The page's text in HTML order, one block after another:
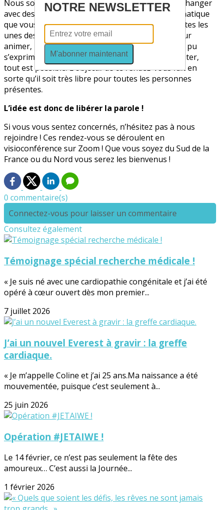
Nous souhaitons avant tout que vous puissiez échanger
avec des personnes partageant la même problématique
que vous, et avec des expériences toutes différentes les
unes des autres. Annie, notre bénévole, est là pour
animer, relancer et s’assurer que tout le monde a pu
s’exprimer, et si vous souhaitez uniquement écouter,
tout est possible. L’objectif de ce rendez-vous fait en
sorte qu’il soit très libre pour toutes les personnes
présentes.
L’idée est donc de libérer la parole !
Si vous vous sentez concernés, n’hésitez pas à nous
rejoindre ! Ces rendez-vous se déroulent en
visioconférence sur Zoom ! Que vous soyez du Sud de la
France ou du Nord vous serez les bienvenus !
0 commentaire(s)
Connectez-vous pour laisser un commentaire
Consultez également
Témoignage spécial recherche médicale !
« Je suis né avec une cardiopathie congénitale et j’ai été
opéré à cœur ouvert dès mon premier...
7 juillet 2026
J’ai un nouvel Everest à gravir : la greffe
cardiaque.
« Je m’appelle Coline et j’ai 25 ans.Ma naissance a été
mouvementée, puisque c’est seulement à...
25 juin 2026
Opération #JETAIWE !
Le 14 février, ce n’est pas seulement la fête des
amoureux… C’est aussi la Journée...
1 février 2026
NOTRE NEWSLETTER
M'abonner maintenant